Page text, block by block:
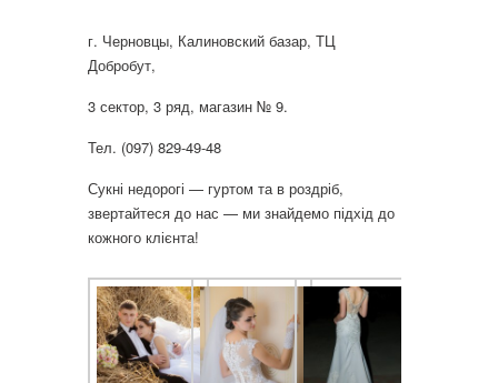
г. Черновцы, Калиновский базар, ТЦ
Добробут,
3 сектор, 3 ряд, магазин № 9.
Тел. (097) 829-49-48
Сукні недорогі — гуртом та в роздріб,
звертайтеся до нас — ми знайдемо підхід до
кожного клієнта!